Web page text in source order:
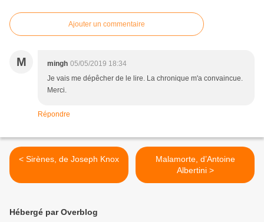
Ajouter un commentaire
M mingh 05/05/2019 18:34
Je vais me dépêcher de le lire. La chronique m'a convaincue.
Merci.
Répondre
< Sirènes, de Joseph Knox
Malamorte, d’Antoine
Albertini >
Hébergé par Overblog